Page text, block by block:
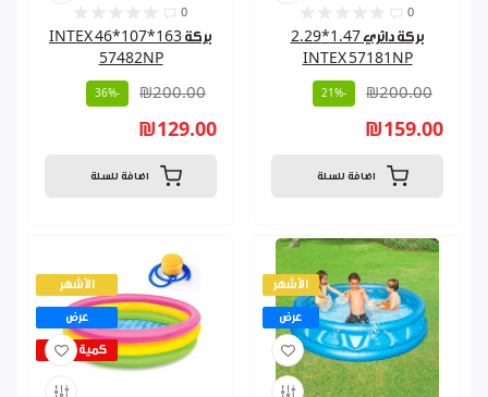
0
بركة 163*107*46 INTEX
57482NP
₪200.00
-36%
₪129.00
اضافة للسلة
0
بركة دائري 1.47*2.29
INTEX 57181NP
₪200.00
-21%
₪159.00
اضافة للسلة
الأشهر
عرض
كمية قليلة
الأشهر
عرض